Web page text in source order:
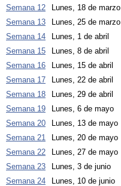
Semana 12
Lunes, 18 de marzo
Semana 13
Lunes, 25 de marzo
Semana 14
Lunes, 1 de abril
Semana 15
Lunes, 8 de abril
Semana 16
Lunes, 15 de abril
Semana 17
Lunes, 22 de abril
Semana 18
Lunes, 29 de abril
Semana 19
Lunes, 6 de mayo
Semana 20
Lunes, 13 de mayo
Semana 21
Lunes, 20 de mayo
Semana 22
Lunes, 27 de mayo
Semana 23
Lunes, 3 de junio
Semana 24
Lunes, 10 de junio